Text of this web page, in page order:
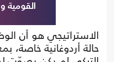
القومية
الاستراتيجي هو أن
حالة أردوغانية